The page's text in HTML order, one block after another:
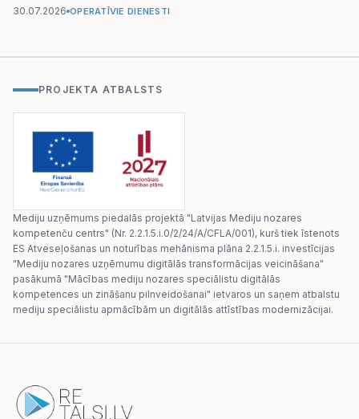
30.07.2026 OPERATĪVIE DIENESTI
PROJEKTA ATBALSTS
Mediju uzņēmums piedalās projektā "Latvijas Mediju nozares
kompetenču centrs" (Nr. 2.2.1.5.i.0/2/24/A/CFLA/001), kurš tiek īstenots
ES Atveseļošanas un noturības mehānisma plāna 2.2.1.5.i. investīcijas
"Mediju nozares uzņēmumu digitālās transformācijas veicināšana"
pasākumā "Mācības mediju nozares speciālistu digitālās
kompetences un zināšanu pilnveidošanai" ietvaros un saņem atbalstu
mediju speciālistu apmācībām un digitālās attīstības modernizācijai.